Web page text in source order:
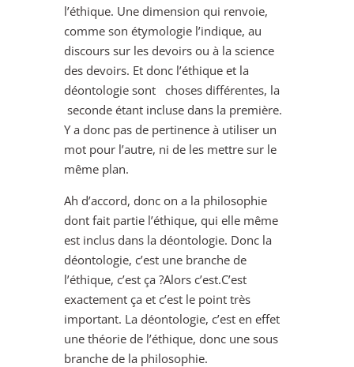
l’éthique. Une dimension qui renvoie,
comme son étymologie l’indique, au
discours sur les devoirs ou à la science
des devoirs. Et donc l’éthique et la
déontologie sont choses différentes, la
seconde étant incluse dans la première.
Y a donc pas de pertinence à utiliser un
mot pour l’autre, ni de les mettre sur le
même plan.
Ah d’accord, donc on a la philosophie
dont fait partie l’éthique, qui elle même
est inclus dans la déontologie. Donc la
déontologie, c’est une branche de
l’éthique, c’est ça ?Alors c’est.C’est
exactement ça et c’est le point très
important. La déontologie, c’est en effet
une théorie de l’éthique, donc une sous
branche de la philosophie.